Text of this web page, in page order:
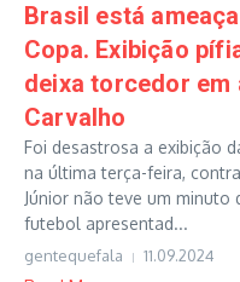
Brasil está
Copa. Exibição
deixa torcedor em
Carvalho
Foi desastrosa a exibição
na última terça-feira,
Júnior não teve um minuto
futebol apresentad...
gentequefala 11.09.2024